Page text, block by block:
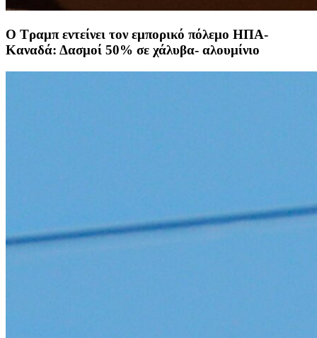
Ο Τραμπ εντείνει τον εμπορικό πόλεμο ΗΠΑ-
Καναδά: Δασμοί 50% σε χάλυβα- αλουμίνιο